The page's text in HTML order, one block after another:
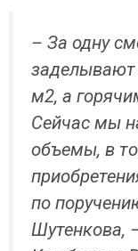
– За одну
м2, а
Сейчас мы
объемы, в
по
Шутенкова,